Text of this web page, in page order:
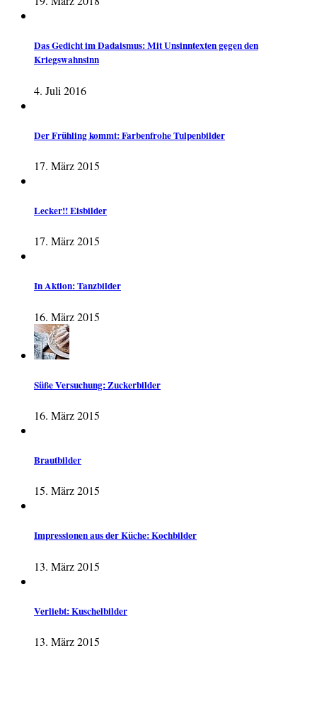
Das Gedicht im Dadaismus: Mit Unsinntexten gegen den
Kriegswahnsinn
4. Juli 2016
Der Frühling kommt: Farbenfrohe Tulpenbilder
17. März 2015
Lecker!! Eisbilder
17. März 2015
In Aktion: Tanzbilder
16. März 2015
Süße Versuchung: Zuckerbilder
16. März 2015
Brautbilder
15. März 2015
Impressionen aus der Küche: Kochbilder
13. März 2015
Verliebt: Kuschelbilder
13. März 2015